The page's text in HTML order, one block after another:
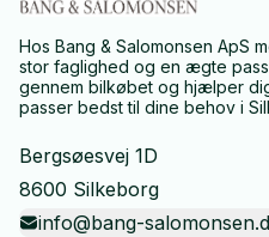
Hos Bang & Salomonsen ApS
stor faglighed og en ægte
gennem bilkøbet og hjælper
passer bedst til dine behov i
Bergsøesvej 1D
8600 Silkeborg
info@bang-